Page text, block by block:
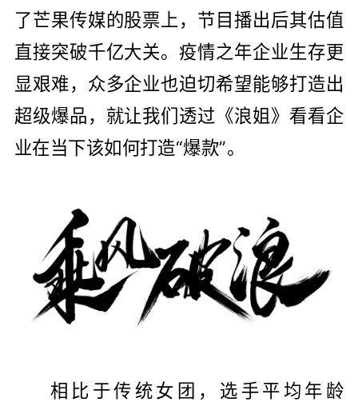
了芒果传媒的股票上，节目播出后其估值
直接突破千亿大关。疫情之年企业生存更
显艰难，众多企业也迫切希望能够打造出
超级爆品，就让我们透过《浪姐》看看企
业在当下该如何打造“爆款”。
相比于传统女团，选手平均年龄